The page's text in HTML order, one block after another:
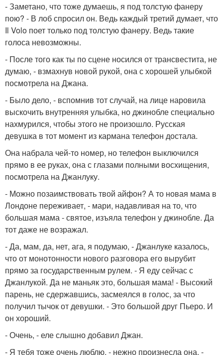
- Заметано, что тоже думаешь, я под толстую фанеру
пою? - В лоб спросил он. Ведь каждый третий думает, что
Il Volo поет только под толстую фанеру. Ведь такие
голоса невозможны.
- После того как ты по сцене носился от трансвестита, не
думаю, - взмахнув новой рукой, она с хорошей улыбкой
посмотрела на Джана.
- Было дело, - вспомнив тот случай, на лице наровила
выскочить внутренняя улыбка, но джинобле специально
нахмурился, чтобы этого не произошло. Русская
девушка в тот момент из кармана телефон достала.
Она набрала чей-то номер, но телефон выключился
прямо в ее руках, она с глазами полными восхищения,
посмотрела на Джанлуку.
- Можно позаимствовать твой айфон? А то новая мама в
Лондоне переживает, - мари, надавливая на то, что
большая мама - святое, изъяла телефон у джинобле. Да
тот даже не возражал.
- Да, мам, да, нет, ага, я подумаю, - Джанлуке казалось,
что от монотонности нового разговора его вырубит
прямо за государственным рулем. - Я еду сейчас с
Джанлукой. Да не маньяк это, большая мама! - Высокий
парень, не сдержавшись, засмеялся в голос, за что
получил тычок от девушки. - Это большой друг Пьеро. И
он хороший.
- Очень, - еле слышно добавил Джан.
- Я тебя тоже очень люблю, - нежно произнесла она. -